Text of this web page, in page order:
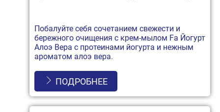
Побалуйте себя сочетанием свежести и
бережного очищения с крем-мылом Fa Йогурт
Алоэ Вера с протеинами йогурта и нежным
ароматом алоэ вера.
ПОДРОБНЕЕ